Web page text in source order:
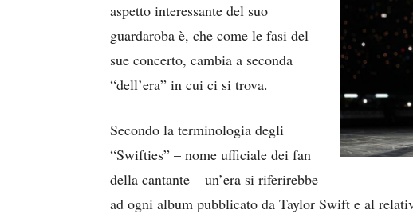
aspetto interessante del suo
guardaroba è, che come le fasi del
sue concerto, cambia a seconda
“dell’era” in cui ci si trova.
Secondo la terminologia degli
“Swifties” – nome ufficiale dei fan
della cantante – un’era si riferirebbe
ad ogni album pubblicato da Taylor Swift e al